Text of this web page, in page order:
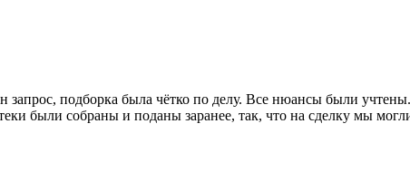
подборка была чётко по делу. Все нюансы были
были собраны и поданы заранее, так, что на сделку мы